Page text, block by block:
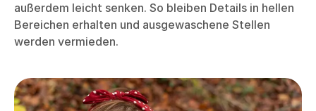
außerdem leicht senken. So bleiben Details in hellen
Bereichen erhalten und ausgewaschene Stellen
werden vermieden.